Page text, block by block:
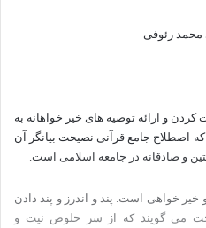
محمد رئوفی
و ارائه توصیه های خیر خواهانه به
اصطلاح جامع قرآنی نصیحت بیانگر آن
و صادقانه در جامعه اسلامی است.
خواهی است. پند و اندرز و پند دادن
می گویند که از سر خلوص نیت و